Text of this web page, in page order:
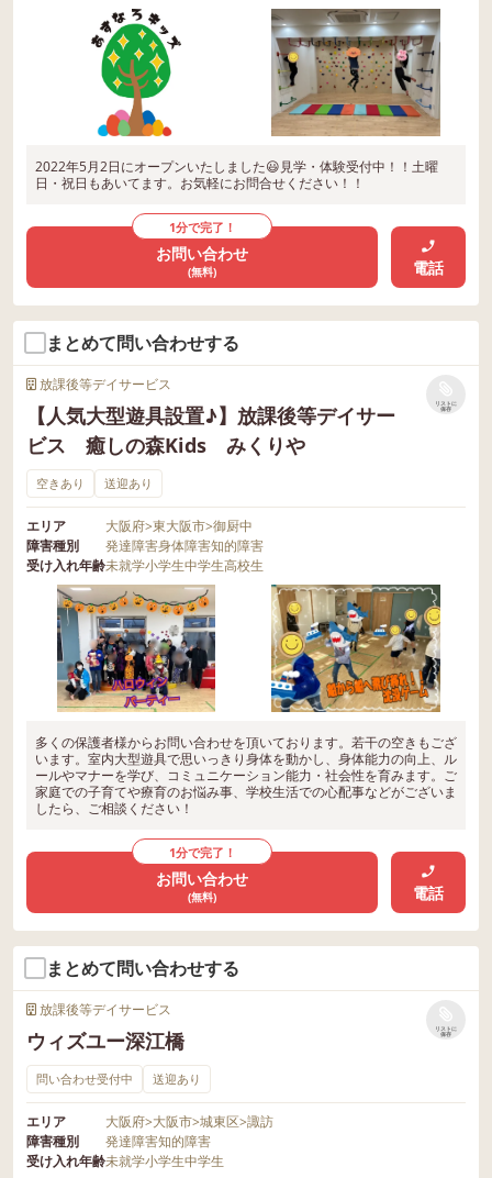
2022年5月2日にオープンいたしました😃見学・体験受付中！！土曜
日・祝日もあいてます。お気軽にお問合せください！！
1分で完了！
お問い合わせ
(無料) 電話
まとめて問い合わせする
放課後等デイサービス
【人気大型遊具設置♪】放課後等デイサー
ビス 癒しの森Kids みくりや
リストに
保存
空きあり 送迎あり
エリア 大阪府>東大阪市>御厨中
障害種別
発達障害身体障害知的障害
受け入れ年齢未就学小学生中学生高校生
多くの保護者様からお問い合わせを頂いております。若干の空きもござ
います。室内大型遊具で思いっきり身体を動かし、身体能力の向上、ル
ールやマナーを学び、コミュニケーション能力・社会性を育みます。ご
家庭での子育てや療育のお悩み事、学校生活での心配事などがございま
したら、ご相談ください！
1分で完了！
お問い合わせ
(無料) 電話
まとめて問い合わせする
放課後等デイサービス
ウィズユー深江橋
リストに
保存
問い合わせ受付中 送迎あり
エリア 大阪府>大阪市>城東区>諏訪
障害種別
発達障害知的障害
受け入れ年齢未就学小学生中学生